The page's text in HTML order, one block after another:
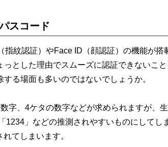
スコード
紋認証）やFace ID（顔認証）の機能が搭
とした理由でスムーズに認証できないこと
る場面も多いのではないでしょうか。
字、4ケタの数字などが求められますが、
1234」などの推測されやすいものにしてし
てしまいます。